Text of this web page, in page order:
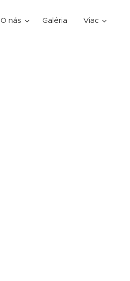
O nás Galéria Viac